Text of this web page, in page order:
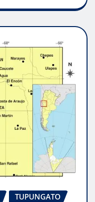
TUPUNGATO